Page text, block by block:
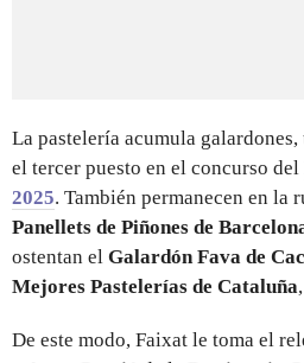
La pastelería acumula
el tercer puesto en el concurso del
2025. También permanecen en la
Panellets de Piñones de
ostentan el Galardón Fava de
Mejores Pastelerías de Cataluña
De este modo, Faixat le toma el